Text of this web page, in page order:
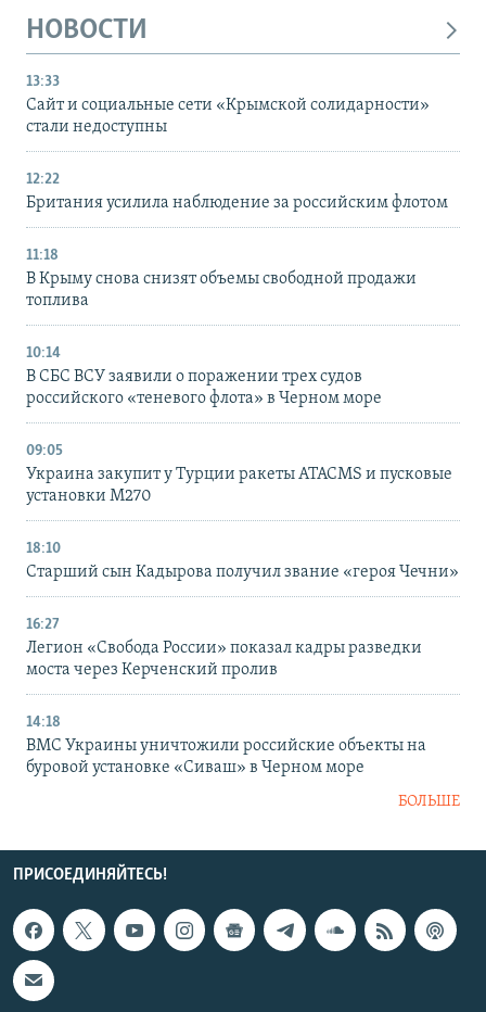
НОВОСТИ
13:33
Сайт и социальные сети «Крымской солидарности»
стали недоступны
12:22
Британия усилила наблюдение за российским флотом
11:18
В Крыму снова снизят объемы свободной продажи
топлива
10:14
В СБС ВСУ заявили о поражении трех судов
российского «теневого флота» в Черном море
09:05
Украина закупит у Турции ракеты ATACMS и пусковые
установки M270
18:10
Старший сын Кадырова получил звание «героя Чечни»
16:27
Легион «Свобода России» показал кадры разведки
моста через Керченский пролив
14:18
ВМС Украины уничтожили российские объекты на
буровой установке «Сиваш» в Черном море
БОЛЬШЕ
ПРИСОЕДИНЯЙТЕСЬ!